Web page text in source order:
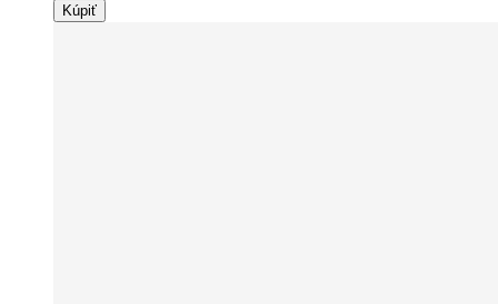
Kúpiť